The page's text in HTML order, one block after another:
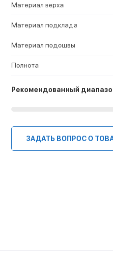
Материал верха
Материал подклада
Материал подошвы
Полнота
Рекомендованный
ЗАДАТЬ ВОПРОС О